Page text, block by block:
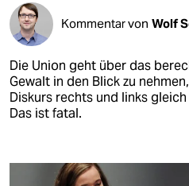
Kommentar von Wolf
Die Union geht über das
Gewalt in den Blick zu
Diskurs rechts und links
Das ist fatal.